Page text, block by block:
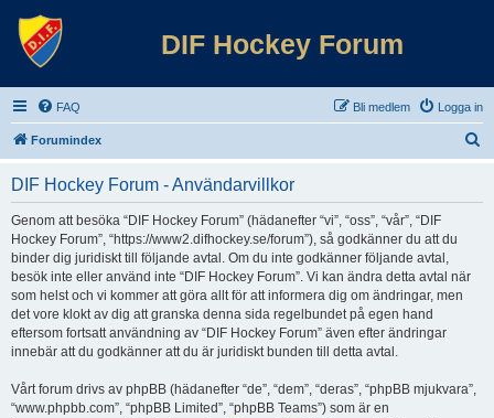
DIF Hockey Forum
FAQ Logga in
Bli medlem
Forumindex
DIF Hockey Forum - Användarvillkor
Genom att besöka “DIF Hockey Forum” (hädanefter “vi”, “oss”, “vår”, “DIF
Hockey Forum”, “https://www2.difhockey.se/forum”), så godkänner du att du
binder dig juridiskt till följande avtal. Om du inte godkänner följande avtal,
besök inte eller använd inte “DIF Hockey Forum”. Vi kan ändra detta avtal när
som helst och vi kommer att göra allt för att informera dig om ändringar, men
det vore klokt av dig att granska denna sida regelbundet på egen hand
eftersom fortsatt användning av “DIF Hockey Forum” även efter ändringar
innebär att du godkänner att du är juridiskt bunden till detta avtal.
Vårt forum drivs av phpBB (hädanefter “de”, “dem”, “deras”, “phpBB mjukvara”,
“www.phpbb.com”, “phpBB Limited”, “phpBB Teams”) som är en